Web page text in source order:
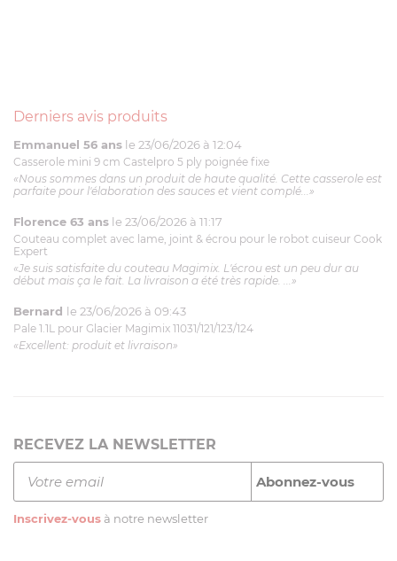
Derniers avis produits
Emmanuel 56 ans le 23/06/2026 à 12:04
Casserole mini 9 cm Castelpro 5 ply poignée fixe
«Nous sommes dans un produit de haute qualité. Cette casserole est
parfaite pour l'élaboration des sauces et vient complé...»
Florence 63 ans le 23/06/2026 à 11:17
Couteau complet avec lame, joint & écrou pour le robot cuiseur Cook
Expert
«Je suis satisfaite du couteau Magimix. L'écrou est un peu dur au
début mais ça le fait. La livraison a été très rapide. ...»
Bernard le 23/06/2026 à 09:43
Pale 1.1L pour Glacier Magimix 11031/121/123/124
«Excellent: produit et livraison»
RECEVEZ LA NEWSLETTER
Inscrivez-vous à notre newsletter